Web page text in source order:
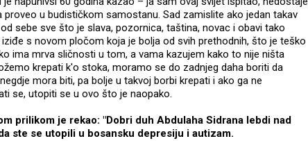
proveo u budističkom samostanu. Sad zamislite ako jedan takav
sebe sve što je slava, pozornica, taština, novac i obavi tako
s novom pločom koja je bolja od svih prethodnih, što je teško
ima mrva sličnosti u tom, a vama kazujem kako to nije ništa
krepati k'o stoka, moramo se do zadnjeg daha boriti da
mora biti, pa bolje u takvoj borbi krepati i ako ga ne
se, utopiti se u ovo što je naopako.
prilikom je rekao: "Dobri duh Abdulaha Sidrana lebdi nad
ste se utopili u bosansku depresiju i autizam.